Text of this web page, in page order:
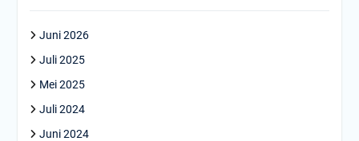
Juni 2026
Juli 2025
Mei 2025
Juli 2024
Juni 2024